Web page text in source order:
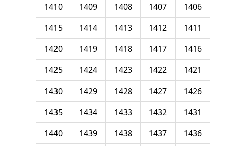
1406
1407
1408
1409
1410
1411
1412
1413
1414
1415
1416
1417
1418
1419
1420
1421
1422
1423
1424
1425
1426
1427
1428
1429
1430
1431
1432
1433
1434
1435
1436
1437
1438
1439
1440